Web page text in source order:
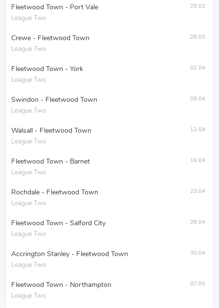
Fleetwood Town - Port Vale
League Two
25.03
Crewe - Fleetwood Town
League Two
28.03
Fleetwood Town - York
League Two
02.04
Swindon - Fleetwood Town
League Two
09.04
Walsall - Fleetwood Town
League Two
12.04
Fleetwood Town - Barnet
League Two
16.04
Rochdale - Fleetwood Town
League Two
23.04
Fleetwood Town - Salford City
League Two
26.04
Accrington Stanley - Fleetwood Town
League Two
30.04
Fleetwood Town - Northampton
League Two
07.05